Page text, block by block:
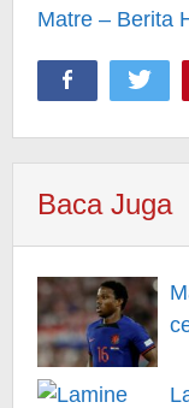
Matre – Berita
Baca Juga